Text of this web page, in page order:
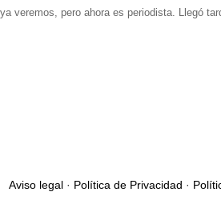
veremos, pero ahora es periodista. Llegó
Aviso legal· Política de Privacidad ·